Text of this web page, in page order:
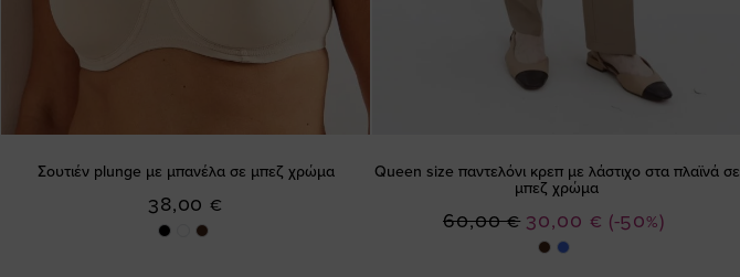
Σουτιέν plunge με μπανέλα σε μπεζ χρώμα
38,00 €
Queen size παντελόνι κρεπ με λάστιχο στα πλαϊνά σε
μπεζ χρώμα
(-50%)
Ειδική
Τιμή
30,00 €
60,00 €